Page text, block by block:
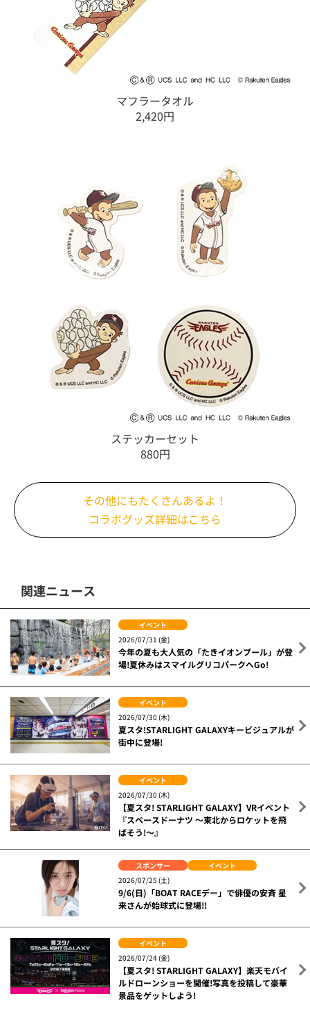
マフラータオル
2,420円
ステッカーセット
880円
その他にもたくさんあるよ！
コラボグッズ詳細はこちら
関連ニュース
イベント
2026/07/31 (金)
今年の夏も大人気の「たきイオンプール」が登
場!夏休みはスマイルグリコパークへGo!
イベント
2026/07/30 (木)
夏スタ!STARLIGHT GALAXYキービジュアルが
街中に登場!
イベント
2026/07/30 (木)
【夏スタ! STARLIGHT GALAXY】VRイベント
『スペースドーナツ ～東北からロケットを飛
ばそう!～』
スポンサー
イベント
2026/07/25 (土)
9/6(日)「BOAT RACEデー」で俳優の安斉 星
来さんが始球式に登場!!
イベント
2026/07/24 (金)
【夏スタ! STARLIGHT GALAXY】楽天モバイ
ルドローンショーを開催!写真を投稿して豪華
景品をゲットしよう!